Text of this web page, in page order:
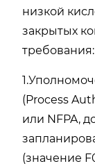
низкой
закрытых
требования:
(Process
или NFPA,
(значение